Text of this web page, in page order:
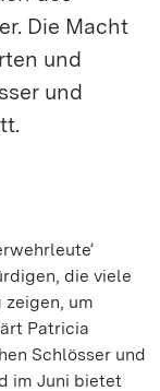
Die Macht
und
und
die viele
zeigen, um
Patricia
Schlösser und
im Juni bietet